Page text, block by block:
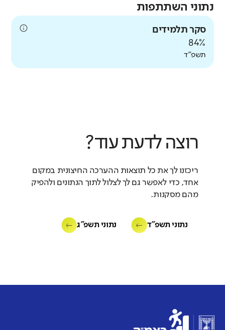
נתוני השתתפות
סקר תלמידים
84%
תשפ"ד
רוצה לדעת עוד?
ריכזנו לך את כל תוצאות ההערכה החיצונית במקום
אחד, כדי לאפשר גם לך לצלול לתוך הנתונים ולהפיק
מהם מסקנות.
נתוני תשפ"ד נתוני תשפ"ג